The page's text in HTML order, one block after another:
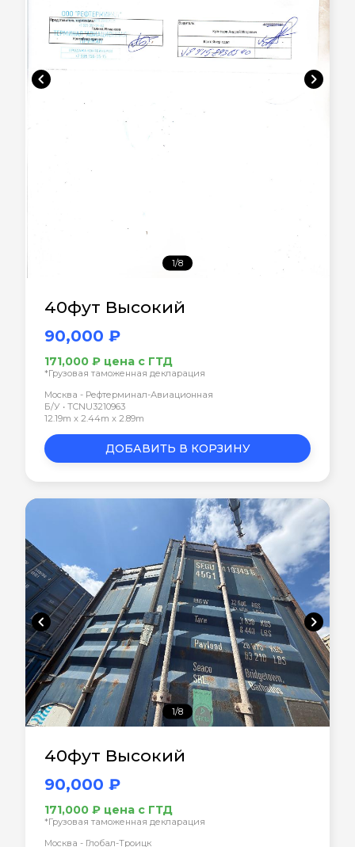
chevron_left chevron_right
1/8
40фут Высокий
90,000 ₽
171,000 ₽ цена с ГТД
*Грузовая таможенная декларация
Москва - Рефтерминал-Авиационная
Б/У • TCNU3210963
12.19m x 2.44m x 2.89m
ДОБАВИТЬ В КОРЗИНУ
chevron_left chevron_right
1/8
40фут Высокий
90,000 ₽
171,000 ₽ цена с ГТД
*Грузовая таможенная декларация
Москва - Глобал-Троицк